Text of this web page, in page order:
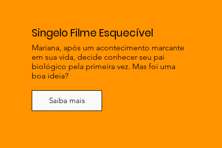
Singelo Filme Esquecível
Mariana, após um acontecimento marcante
em sua vida, decide conhecer seu pai
biológico pela primeira vez. Mas foi uma
boa ideia?
Saiba mais